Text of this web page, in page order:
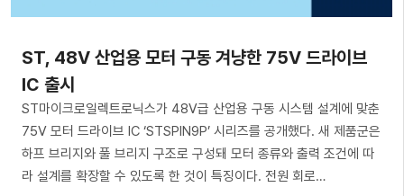
ST, 48V 산업용 모터 구동 겨냥한 75V 드라이브
IC 출시
ST마이크로일렉트로닉스가 48V급 산업용 구동 시스템 설계에 맞춘
75V 모터 드라이브 IC ‘STSPIN9P’ 시리즈를 공개했다. 새 제품군은
하프 브리지와 풀 브리지 구조로 구성돼 모터 종류와 출력 조건에 따
라 설계를 확장할 수 있도록 한 것이 특징이다. 전원 회로…